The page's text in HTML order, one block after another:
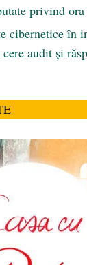
privind
cibernetice în
audit și